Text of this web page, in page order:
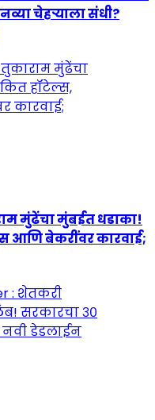
चेहऱ्याला संधी?
मुंढेंचा मुंबईत धडाका!
आणि बेकरींवर कारवाई;